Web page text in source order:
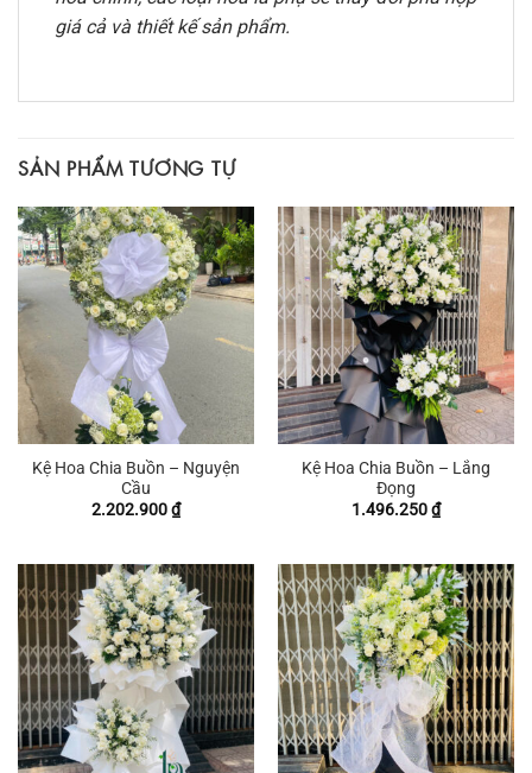
giá cả và thiết kế sản phẩm.
SẢN PHẨM TƯƠNG TỰ
Kệ Hoa Chia Buồn – Nguyện
Cầu
2.202.900₫
Kệ Hoa Chia Buồn – Lắng
Đọng
1.496.250₫